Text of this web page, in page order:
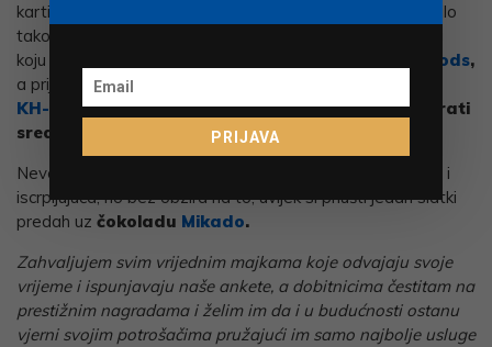
kartice i aplikacija
ne bi bilo
tako jednostavno. Kad se vrati kući, čeka je perilica rublja
koju brzo puni i
Ariel pods,
a prije pečenja mesa pećnicu će očistiti
KH-7
podove te ostale površine očistiti i dezinficirati
sredstvom
Nevena priznaje da nije baš svaka subota ovako aktivna i
iscrpljujuća, no bez obzira na to, uvijek si priušti jedan slatki
predah uz čokoladu Mikado.
Zahvaljujem svim vrijednim majkama koje odvajaju svoje
vrijeme i ispunjavaju naše ankete, a dobitnicima čestitam na
prestižnim nagradama i želim im da i u budućnosti ostanu
vjerni svojim potrošačima pružajući im samo najbolje usluge
PRIJAVA